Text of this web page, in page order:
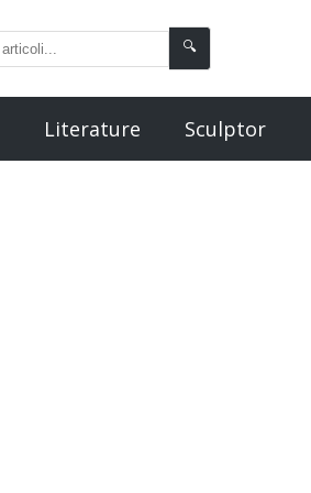
🔍
Literature Sculptor